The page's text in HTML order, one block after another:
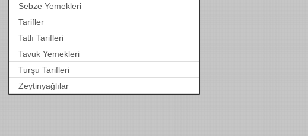
Sebze Yemekleri
Tarifler
Tatlı Tarifleri
Tavuk Yemekleri
Turşu Tarifleri
Zeytinyağlılar